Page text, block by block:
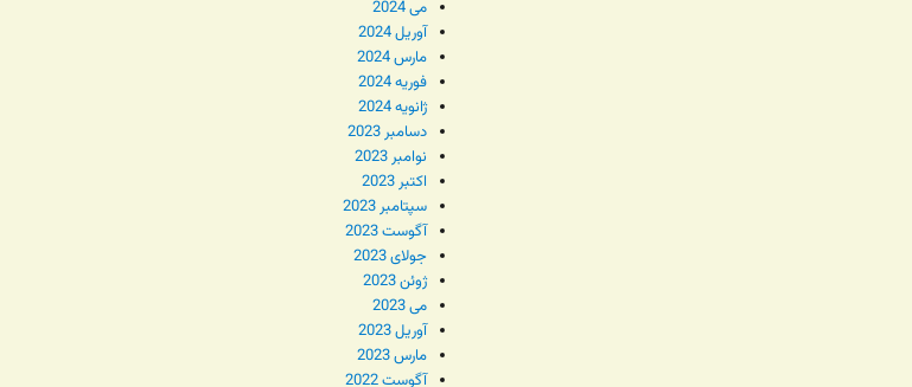
می 2024
آوریل 2024
مارس 2024
فوریه 2024
ژانویه 2024
دسامبر 2023
نوامبر 2023
اکتبر 2023
سپتامبر 2023
آگوست 2023
جولای 2023
ژوئن 2023
می 2023
آوریل 2023
مارس 2023
آگوست 2022